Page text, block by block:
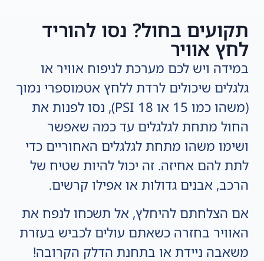
תקועים בחול? נסו להוריד
לחץ אוויר
במידה ויש לכם מערכת לניפוח אוויר או
גלגלים שיכולים לרדת ללחץ אטמוספרי נמוך
(משהו כמו 15 או 18 PSI), נסו לפנות את
החול מתחת לגלגלים עד כמה שאפשר
ושימו משהו מתחת לגלגלים האחוריים כדי
לתת להם אחיזה. זה יכול להיות שטיח של
הרכב, אבנים גדולות או אפילו קרשים.
אם הצלחתם להיחלץ, אל תשכחו לנפח את
האוויר בחזרה כשאתם עולים לכביש בעזרת
משאבה ניידת או בתחנת הדלק הקרובה!